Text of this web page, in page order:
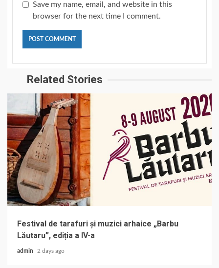
Save my name, email, and website in this
browser for the next time I comment.
Related Stories
Festival de tarafuri și muzici arhaice „Barbu
Lăutaru”, ediția a IV-a
admin 2 days ago